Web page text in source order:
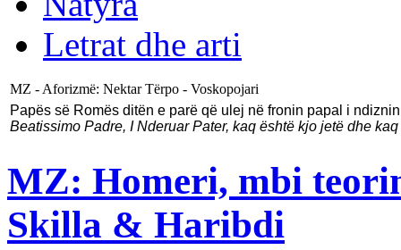
Letrat dhe arti
MZ - Aforizmë: Nektar Tërpo - Voskopojari
Papës së Romës ditën e parë që ulej në fronin papal i
Beatissimo Padre, I Nderuar Pater, kaq është kjo jetë dhe
MZ: Homeri, mbi
Skilla & Haribdi